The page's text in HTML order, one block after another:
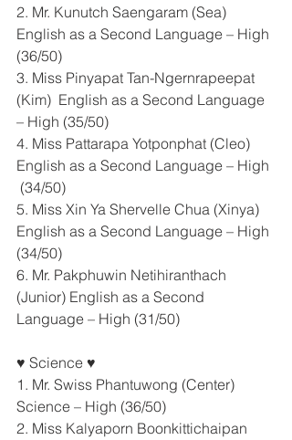
2. Mr. Kunutch Saengaram (Sea)
English as a Second Language – High
(36/50)
3. Miss Pinyapat Tan-Ngernrapeepat
(Kim)  English as a Second Language
– High (35/50)
4. Miss Pattarapa Yotponphat (Cleo)
English as a Second Language – High
(34/50)
5. Miss Xin Ya Shervelle Chua (Xinya)
English as a Second Language – High
(34/50)
6. Mr. Pakphuwin Netihiranthach
(Junior) English as a Second
Language – High (31/50)
♥️ Science ♥️
1. Mr. Swiss Phantuwong (Center)
Science – High (36/50)
2. Miss Kalyaporn Boonkittichaipan